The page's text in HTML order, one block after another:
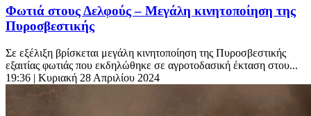
Φωτιά στους Δελφούς – Μεγάλη κινητοποίηση της
Πυροσβεστικής
Σε εξέλιξη βρίσκεται μεγάλη κινητοποίηση της Πυροσβεστικής
εξαιτίας φωτιάς που εκδηλώθηκε σε αγροτοδασική έκταση στου...
19:36 | Κυριακή 28 Απριλίου 2024